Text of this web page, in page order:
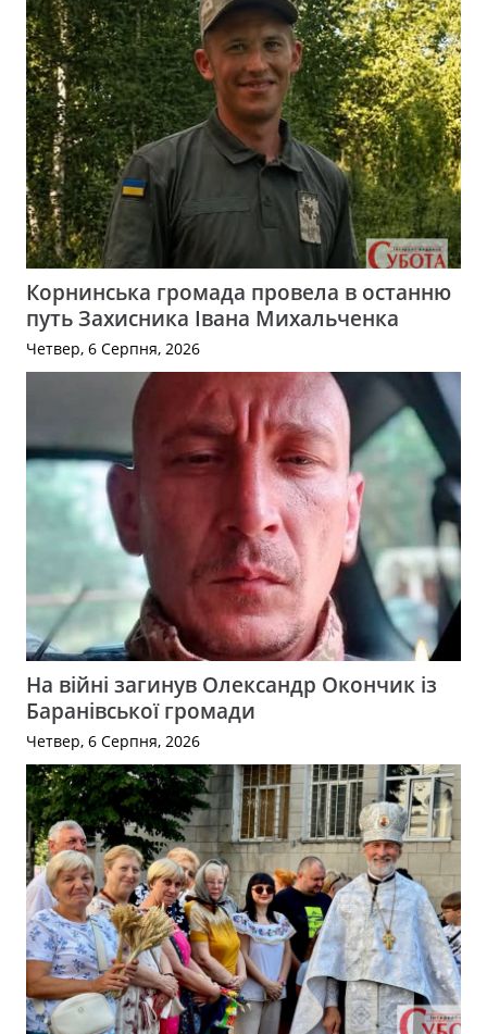
Корнинська громада провела в останню
путь Захисника Івана Михальченка
Четвер, 6 Серпня, 2026
На війні загинув Олександр Окончик із
Баранівської громади
Четвер, 6 Серпня, 2026